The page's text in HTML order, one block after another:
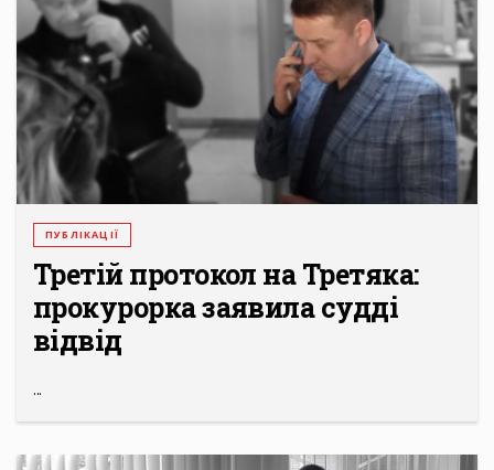
ПУБЛІКАЦІЇ
Третій протокол на Третяка:
прокурорка заявила судді
відвід
...